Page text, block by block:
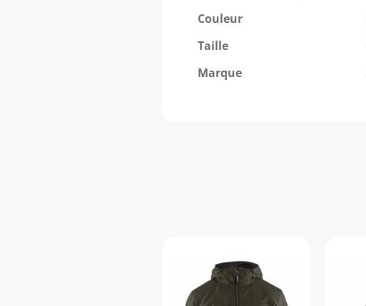
Couleur
Taille
Marque